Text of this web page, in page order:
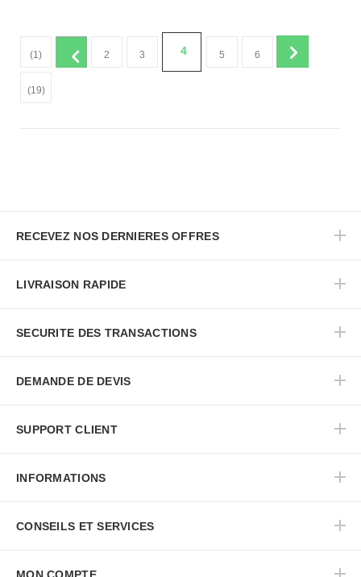
(1) 2 3 4 5 6
(19)
RECEVEZ NOS DERNIERES OFFRES
LIVRAISON RAPIDE
SECURITE DES TRANSACTIONS
DEMANDE DE DEVIS
SUPPORT CLIENT
INFORMATIONS
CONSEILS ET SERVICES